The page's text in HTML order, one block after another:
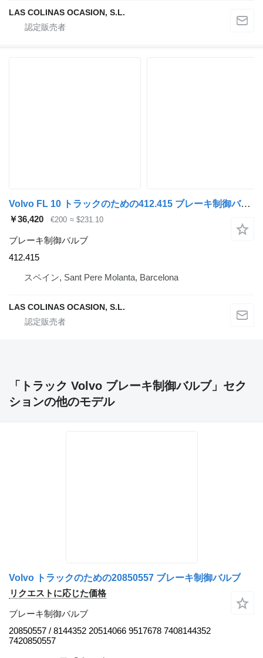
LAS COLINAS OCASION, S.L.
Volvo FL 10 トラックのための412.415 ブレーキ制御バルブ
￥36,420 €200 ≈ $231.10
ブレーキ制御バルブ
412.415
スペイン, Sant Pere Molanta, Barcelona
LAS COLINAS OCASION, S.L.
「トラック Volvo ブレーキ制御バルブ」セク
ションの他のモデル
Volvo トラックのための20850557 ブレーキ制御バルブ
リクエストに応じた価格
ブレーキ制御バルブ
20850557 / 8144352 20514066 9517678 7408144352
7420850557